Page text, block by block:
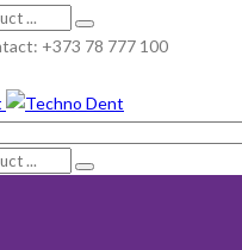
+373 78 777 100